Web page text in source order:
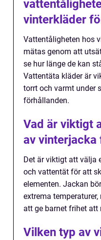
vinterkläder
Vattentåligheten hos
mätas genom att
se hur länge de kan
Vattentäta kläder är
torrt och varmt under
förhållanden.
Vad är viktigt
av vinterjacka
Det är viktigt att välja
och vattentät för att
elementen. Jackan
extrema
att ge barnet frihet att
Vilken typ av